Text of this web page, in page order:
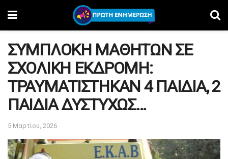
ΣΥΜΠΛΟΚΗ ΜΑΘΗΤΩΝ ΣΕ
ΣΧΟΛΙΚΗ ΕΚΔΡΟΜΗ:
ΤΡΑΥΜΑΤΙΣΤΗΚΑΝ 4 ΠΑΙΔΙΑ, 2
ΠΑΙΔΙΑ ΔΥΣΤΥΧΩΣ…
5 Μαρτίου, 2026